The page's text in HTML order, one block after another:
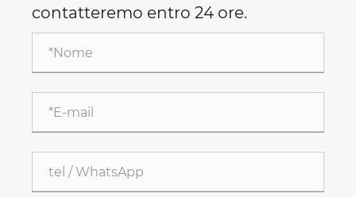
contatteremo entro 24 ore.